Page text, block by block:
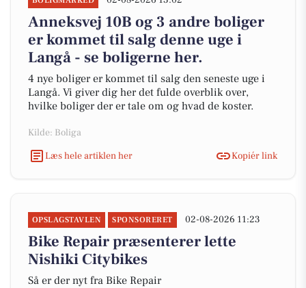
Anneksvej 10B og 3 andre boliger
er kommet til salg denne uge i
Langå - se boligerne her.
4 nye boliger er kommet til salg den seneste uge i
Langå. Vi giver dig her det fulde overblik over,
hvilke boliger der er tale om og hvad de koster.
Kilde: Boliga
Læs hele artiklen her
Kopiér link
OPSLAGSTAVLEN SPONSORERET 02-08-2026 11:23
Bike Repair præsenterer lette
Nishiki Citybikes
Så er der nyt fra Bike Repair